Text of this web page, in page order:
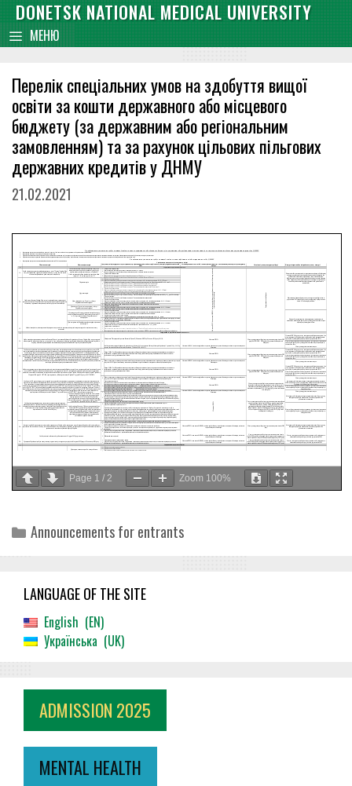
content
Skip
to
content
DONETSK NATIONAL MEDICAL UNIVERSITY
МЕНЮ
Перелік спеціальних умов на здобуття вищої
освіти за кошти державного або місцевого
бюджету (за державним або регіональним
замовленням) та за рахунок цільових пільгових
державних кредитів у ДНМУ
21.02.2021
Page 1 / 2 Zoom 100%
Categories
Announcements for entrants
LANGUAGE OF THE SITE
English
EN
Українська
UK
ADMISSION 2025
MENTAL HEALTH